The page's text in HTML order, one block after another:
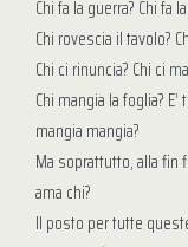
Chi fa la guerra? Chi fa
Chi rovescia il tavolo?
Chi ci rinuncia? Chi ci
Chi mangia la foglia?
mangia mangia?
Ma soprattutto, alla fin
ama chi?
Il posto per tutte